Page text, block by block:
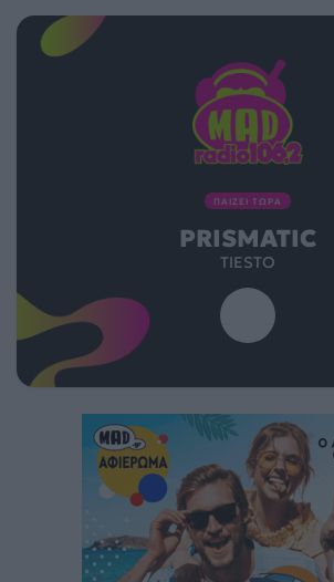
ΠΑΙΖΕΙ ΤΩΡΑ
PRISMATIC
TIESTO